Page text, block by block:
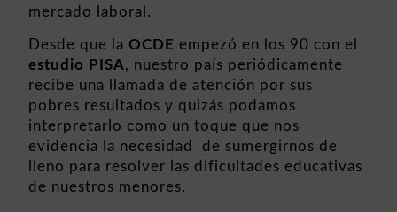
mercado laboral.
Desde que laOCDE empezó en los 90 con el
estudio PISA, nuestro país periódicamente
recibe una llamada de atención por sus
pobres resultados y quizás podamos
interpretarlo como un toque que nos
evidencia la necesidad de sumergirnos de
lleno para resolver las dificultades educativas
de nuestros menores.